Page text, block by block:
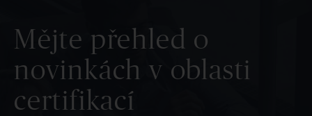
Mějte přehled o
novinkách v oblasti
certifikací